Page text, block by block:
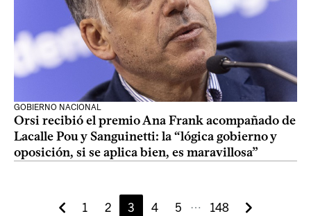
GOBIERNO NACIONAL
Orsi recibió el premio Ana Frank acompañado de
Lacalle Pou y Sanguinetti: la “lógica gobierno y
oposición, si se aplica bien, es maravillosa”
1 2 3 4 5 ⋯ 148